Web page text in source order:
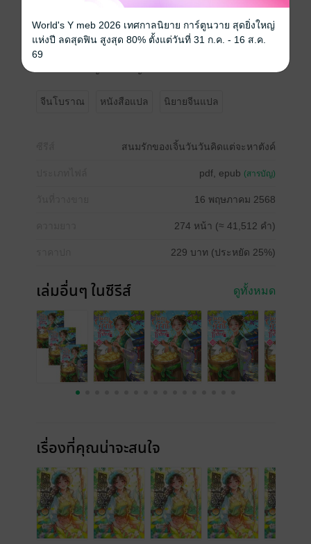
ทว่าอุดมคตินั้นสวยงาม..
แต่ความเป็นจริงกลับแตกต่างเข้าขั้นวิกฤต
จีนโบราณ หนังสือแปล นิยายจีนแปล
สนมรักของเจิ้นวันวันคิดแต่จะหาตังค์
pdf, epub (สารบัญ)
16 พฤษภาคม 2568
274 หน้า (≈ 41,512 คำ)
229 บาท (ประหยัด 25%)
เล่มอื่นๆ ในซีรีส์ ดูทั้งหมด
เรื่องที่คุณน่าจะสนใจ
World's Y meb 2026 เทศกาลนิยาย การ์ตูนวาย สุดยิ่งใหญ่
แห่งปี ลดสุดฟิน สูงสุด 80% ตั้งแต่วันที่ 31 ก.ค. - 16 ส.ค.
69